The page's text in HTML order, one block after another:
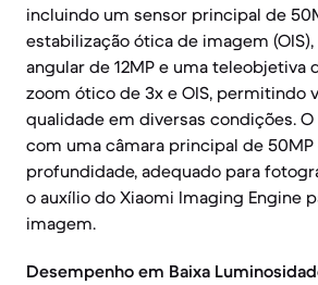
incluindo um sensor principal de
estabilização ótica de imagem
angular de 12MP e uma teleobjetiva
zoom ótico de 3x e OIS, permitindo
qualidade em diversas condições. O
com uma câmara principal de
profundidade, adequado para
o auxílio do Xiaomi Imaging Engine
imagem.
Desempenho em Baixa